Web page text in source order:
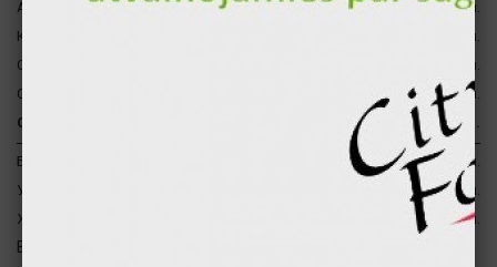
Ананас
36 гр
17 ккал.
Красный лук
8 ккал.
Салат "айсберг"
2 ккал.
Свежий помидор
2 ккал.
Сумма за 1 шт.
1027 гр 1211 ккал.
Белки 65 гр
261 ккал.
Углеводы
568 ккал.
Жиры
382 ккал.
Внимание ! В этом продукте присутствуют следующие